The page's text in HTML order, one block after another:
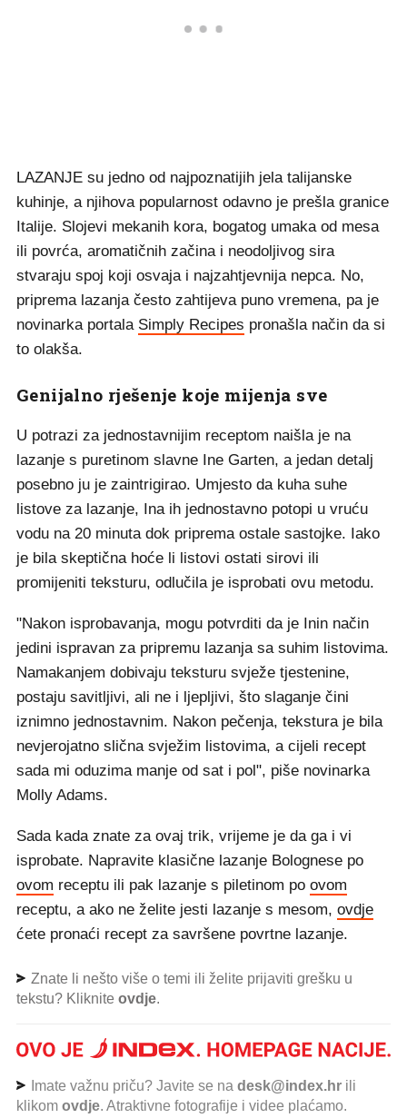
LAZANJE su jedno od najpoznatijih jela talijanske
kuhinje, a njihova popularnost odavno je prešla granice
Italije. Slojevi mekanih kora, bogatog umaka od mesa
ili povrća, aromatičnih začina i neodoljivog sira
stvaraju spoj koji osvaja i najzahtjevnija nepca. No,
priprema lazanja često zahtijeva puno vremena, pa je
novinarka portala Simply Recipes pronašla način da si
to olakša.
Genijalno rješenje koje mijenja sve
U potrazi za jednostavnijim receptom naišla je na
lazanje s puretinom slavne Ine Garten, a jedan detalj
posebno ju je zaintrigirao. Umjesto da kuha suhe
listove za lazanje, Ina ih jednostavno potopi u vruću
vodu na 20 minuta dok priprema ostale sastojke. Iako
je bila skeptična hoće li listovi ostati sirovi ili
promijeniti teksturu, odlučila je isprobati ovu metodu.
"Nakon isprobavanja, mogu potvrditi da je Inin način
jedini ispravan za pripremu lazanja sa suhim listovima.
Namakanjem dobivaju teksturu svježe tjestenine,
postaju savitljivi, ali ne i ljepljivi, što slaganje čini
iznimno jednostavnim. Nakon pečenja, tekstura je bila
nevjerojatno slična svježim listovima, a cijeli recept
sada mi oduzima manje od sat i pol", piše novinarka
Molly Adams.
Sada kada znate za ovaj trik, vrijeme je da ga i vi
isprobate. Napravite klasične lazanje Bolognese po
ovom receptu ili pak lazanje s piletinom po ovom
receptu, a ako ne želite jesti lazanje s mesom, ovdje
ćete pronaći recept za savršene povrtne lazanje.
Znate li nešto više o temi ili želite prijaviti grešku u
tekstu? Kliknite ovdje.
Imate važnu priču? Javite se na desk@index.hr ili
klikom ovdje. Atraktivne fotografije i videe plaćamo.